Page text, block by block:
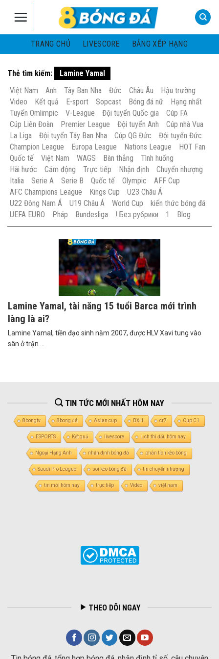
TRANG CHỦ
LIVESCORE BẢNG XẾP HẠNG
Thẻ tìm kiếm:
Lamine Yamal
Việt Nam
Anh Tây Ban Nha Đức Châu Âu
Hậu trường
Video
Kết quả E-sport Sopcast Bóng đá nữ
Hạng nhất
Tuyển Omlimpic
V-League Đội tuyển Quốc gia
Cúp FA
Cúp Liên Đoàn
Premier League Đội tuyển Anh
Cúp nhà Vua
La Liga
Đội tuyển Tây Ban Nha Cúp QG Đức
Đội tuyển Đức
Champion League
Europa League Nations League
HOT Fan
Quốc tế
Việt Nam WAGS Bàn thắng
Tình huống
Hài hước
Cảm động Trực tiếp Nhận định
Chuyển nhượng
Italia
Serie A Serie B Quốc tế Olympic
AFF Cup
AFC Champions League
Kings Cup
U23 Châu Á
U22 Đông Nam Á
U19 Châu Á World Cup
kiến thức bóng đá
UEFA EURO
Pháp Bundesliga ! Без рубрики 1 Blog
Lamine Yamal, tài năng 15 tuổi Barca mới trình
làng là ai?
Lamine Yamal, tiền đạo sinh năm 2007, được HLV Xavi tung vào
sân ở trận ...
TIN TỨC MỚI NHẤT HÔM NAY
8bongtv 8bong đá Asian cup BXH cr7 Cúp C1
ESPORTS Kết quả livescore Lịch thi đấu hôm nay
Ngoại Hạng Anh nhận định bóng đá phân tích kèo bóng
Saudi Pro League soi kèo bóng đá tin chuyển nhượng
tin mới hôm nay trực tiếp Video việt nam
THEO DÕI NGAY